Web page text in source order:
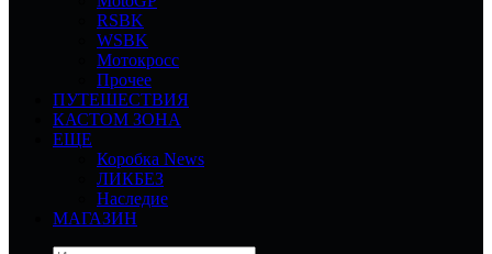
RSBK
WSBK
Мотокросс
Прочее
ПУТЕШЕСТВИЯ
КАСТОМ ЗОНА
ЕЩЕ
Коробка News
ЛИКБЕЗ
Наследие
МАГАЗИН